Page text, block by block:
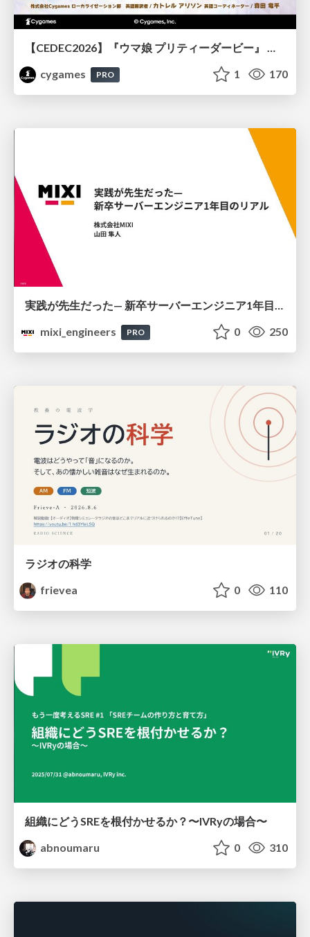
【CEDEC2026】『ウマ娘 プリティーダービー』 英語版のキャラクターの方言や口調をローカライズするための創造的アプローチ
cygames
PRO 1 170
実践が先生だった— 新卒サーバーエンジニア1年目のリアル
mixi_engineers
PRO 0 250
ラジオの科学
frievea
0 110
組織にどうSREを根付かせるか？〜IVRyの場合〜
abnoumaru
0 310